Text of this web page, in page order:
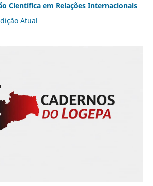
Científica em Relações Internacionais
Atual